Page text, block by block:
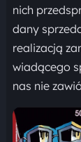
nich
dany
realizacją
wiadącego
nas nie